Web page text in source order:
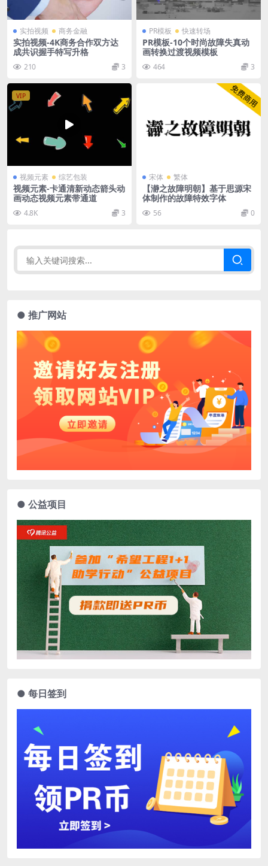
实拍视频 商务金融
实拍视频-4K商务合作双方达
成共识握手特写升格
210 3
PR模板 快速转场
PR模板-10个时尚故障失真动
画转换过渡视频模板
464 3
VIP
视频元素 综艺包装
视频元素-卡通清新动态箭头动
画动态视频元素带通道
4.8K 3
宋体 繁体
【瀞之故障明朝】基于思源宋
体制作的故障特效字体
56 0
● 推广网站
● 公益项目
● 每日签到